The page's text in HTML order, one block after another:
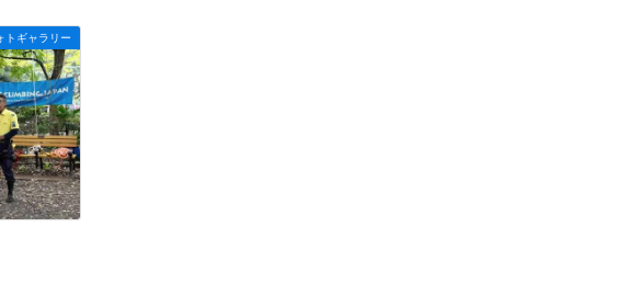
トギャラリー